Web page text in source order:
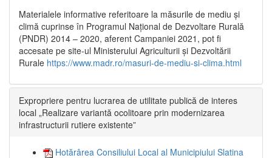
Materialele informative referitoare la măsurile de mediu și
climă cuprinse în Programul Național de Dezvoltare Rurală
(PNDR) 2014 – 2020, aferent Campaniei 2021, pot fi
accesate pe site-ul Ministerului Agriculturii și Dezvoltării
Rurale https://www.madr.ro/masuri-de-mediu-si-clima.html
Expropriere pentru lucrarea de utilitate publică de interes
local „Realizare variantă ocolitoare prin modernizarea
infrastructurii rutiere existente”
Hotărârea Consiliului Local al Municipiului Slatina